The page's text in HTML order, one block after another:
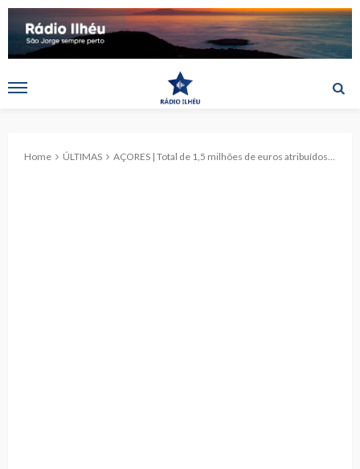
Home ÚLTIMAS AÇORES | Total de 1,5 milhões de euros atribuídos a projetos culturais